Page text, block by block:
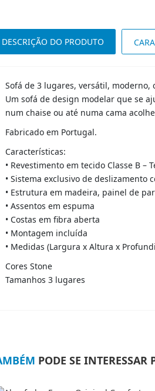
DESCRIÇÃO DO PRODUTO
Sofá de 3 lugares, versátil, moderno,
Um sofá de design modelar que se
num chaise ou até numa cama
Fabricado em Portugal.
Características:
• Revestimento em tecido Classe B –
• Sistema exclusivo de deslizamento
• Estrutura em madeira, painel de
• Assentos em espuma
• Costas em fibra aberta
• Montagem incluída
• Medidas (Largura x Altura x
Cores Stone
Tamanhos 3 lugares
PODE SE INTERESSAR